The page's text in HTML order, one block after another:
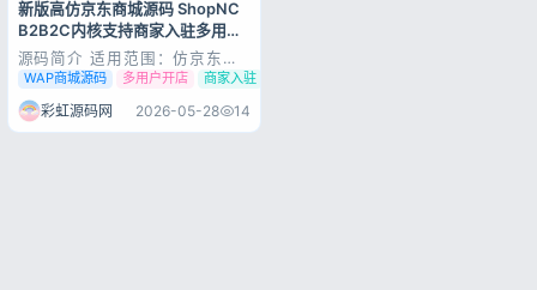
新版高仿京东商城源码 ShopNC
B2B2C内核支持商家入驻多用户
开店带WAP端
源码简介 适用范围：仿京东商
城源码,京东商城源码,多用户商
城源码,ShopNC仿京东源码,京
东商城程序 其他说明：新版高
仿京东商城源码，采用ShopNC
WAP商城源码 多用户开店 商家入驻
彩虹源码网 2026-05-28 14